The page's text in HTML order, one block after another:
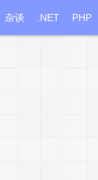
杂谈 .NET PHP